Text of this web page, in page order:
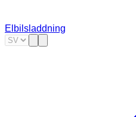
Elbilsladdning